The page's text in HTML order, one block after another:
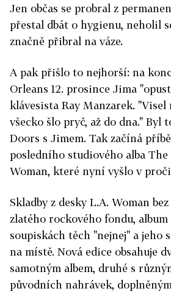
Jen občas se probral z
přestal dbát o hygienu, neholil
značně přibral na váze.
A pak přišlo to nejhorší: na
Orleans 12. prosince Jima
klávesista Ray Manzarek.
všecko šlo pryč, až do dna." Byl
Doors s Jimem. Tak začíná
posledního studiového alba The
Woman, které nyní vyšlo v
Skladby z desky L.A. Woman
zlatého rockového fondu,
soupiskách těch "nejnej" a jeho
na místě. Nová edice obsahuje
samotným albem, druhé s
původních nahrávek,